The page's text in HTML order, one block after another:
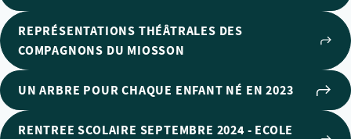
REPRÉSENTATIONS THÉÂTRALES DES
COMPAGNONS DU MIOSSON
UN ARBRE POUR CHAQUE ENFANT NÉ EN 2023
RENTREE SCOLAIRE SEPTEMBRE 2024 - ECOLE